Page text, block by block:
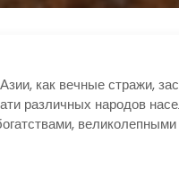
как вечные стражи,
различных народов
великолепными